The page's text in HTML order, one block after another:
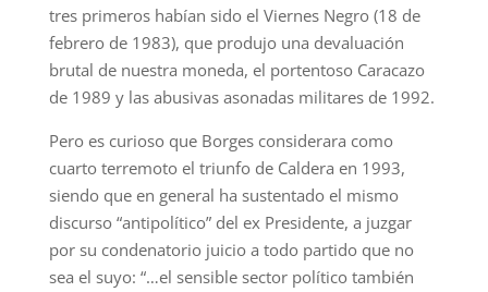
tres primeros habían sido el Viernes Negro (18 de
febrero de 1983), que produjo una devaluación
brutal de nuestra moneda, el portentoso Caracazo
de 1989 y las abusivas asonadas militares de 1992.
Pero es curioso que Borges considerara como
cuarto terremoto el triunfo de Caldera en 1993,
siendo que en general ha sustentado el mismo
discurso “antipolítico” del ex Presidente, a juzgar
por su condenatorio juicio a todo partido que no
sea el suyo: “…el sensible sector político también